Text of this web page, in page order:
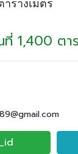
ารางเมตร
1,400 ตา